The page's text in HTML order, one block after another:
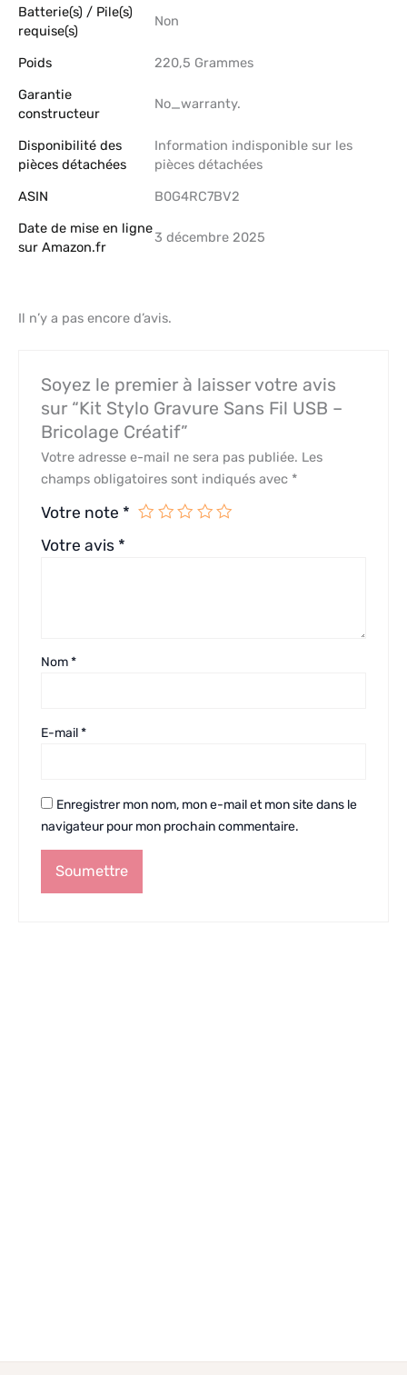
Batterie(s) / Pile(s)
requise(s)
‎Non
Poids
‎220,5 Grammes
Garantie
constructeur
‎No_warranty.
Disponibilité des
pièces détachées
‎Information indisponible sur les
pièces détachées
ASIN
B0G4RC7BV2
Date de mise en ligne
sur Amazon.fr
3 décembre 2025
Il n’y a pas encore d’avis.
Soyez le premier à laisser votre avis
sur “Kit Stylo Gravure Sans Fil USB –
Bricolage Créatif”
Votre adresse e-mail ne sera pas publiée. Les
champs obligatoires sont indiqués avec *
Votre note *
Votre avis *
Nom*
E-mail*
Enregistrer mon nom, mon e-mail et mon site dans le
navigateur pour mon prochain commentaire.